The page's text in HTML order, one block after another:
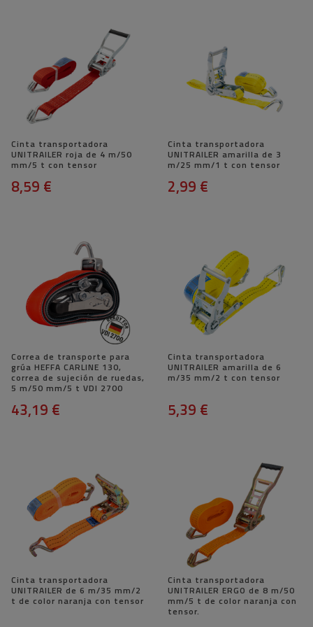
Cinta transportadora
UNITRAILER roja de 4 m/50
mm/5 t con tensor
8,59 €
Cinta transportadora
UNITRAILER amarilla de 3
m/25 mm/1 t con tensor
2,99 €
Correa de transporte para
grúa HEFFA CARLINE 130,
correa de sujeción de ruedas,
5 m/50 mm/5 t VDI 2700
43,19 €
Cinta transportadora
UNITRAILER amarilla de 6
m/35 mm/2 t con tensor
5,39 €
Cinta transportadora
UNITRAILER de 6 m/35 mm/2
t de color naranja con tensor
Cinta transportadora
UNITRAILER ERGO de 8 m/50
mm/5 t de color naranja con
tensor.